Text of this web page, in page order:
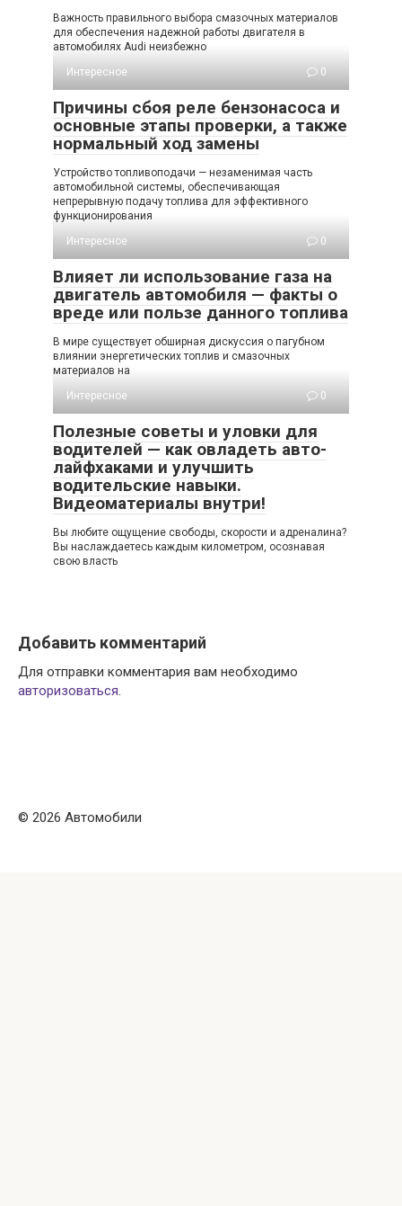
Важность правильного выбора смазочных материалов
для обеспечения надежной работы двигателя в
автомобилях Audi неизбежно
Интересное
0
Причины сбоя реле бензонасоса и
основные этапы проверки, а также
нормальный ход замены
Устройство топливоподачи — незаменимая часть
автомобильной системы, обеспечивающая
непрерывную подачу топлива для эффективного
функционирования
Интересное
0
Влияет ли использование газа на
двигатель автомобиля — факты о
вреде или пользе данного топлива
В мире существует обширная дискуссия о пагубном
влиянии энергетических топлив и смазочных
материалов на
Интересное
0
Полезные советы и уловки для
водителей — как овладеть авто-
лайфхаками и улучшить
водительские навыки.
Видеоматериалы внутри!
Вы любите ощущение свободы, скорости и адреналина?
Вы наслаждаетесь каждым километром, осознавая
свою власть
Добавить комментарий
Для отправки комментария вам необходимо
авторизоваться.
© 2026 Автомобили